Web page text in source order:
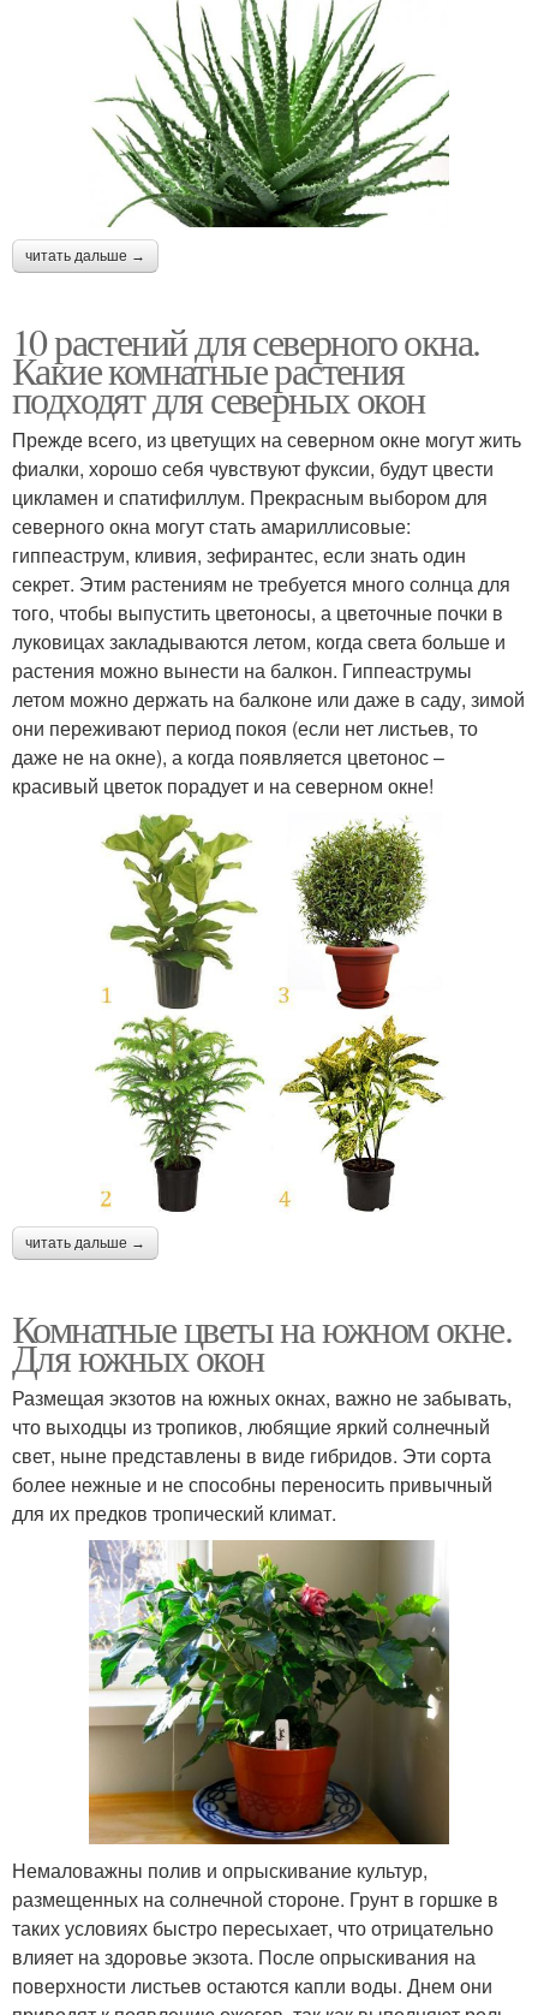
читать дальше →
10 растений для северного окна.
Какие комнатные растения
подходят для северных окон
Прежде всего, из цветущих на северном окне могут жить
фиалки, хорошо себя чувствуют фуксии, будут цвести
цикламен и спатифиллум. Прекрасным выбором для
северного окна могут стать амариллисовые:
гиппеаструм, кливия, зефирантес, если знать один
секрет. Этим растениям не требуется много солнца для
того, чтобы выпустить цветоносы, а цветочные почки в
луковицах закладываются летом, когда света больше и
растения можно вынести на балкон. Гиппеаструмы
летом можно держать на балконе или даже в саду, зимой
они переживают период покоя (если нет листьев, то
даже не на окне), а когда появляется цветонос –
красивый цветок порадует и на северном окне!
читать дальше →
Комнатные цветы на южном окне.
Для южных окон
Размещая экзотов на южных окнах, важно не забывать,
что выходцы из тропиков, любящие яркий солнечный
свет, ныне представлены в виде гибридов. Эти сорта
более нежные и не способны переносить привычный
для их предков тропический климат.
Немаловажны полив и опрыскивание культур,
размещенных на солнечной стороне. Грунт в горшке в
таких условиях быстро пересыхает, что отрицательно
влияет на здоровье экзота. После опрыскивания на
поверхности листьев остаются капли воды. Днем они